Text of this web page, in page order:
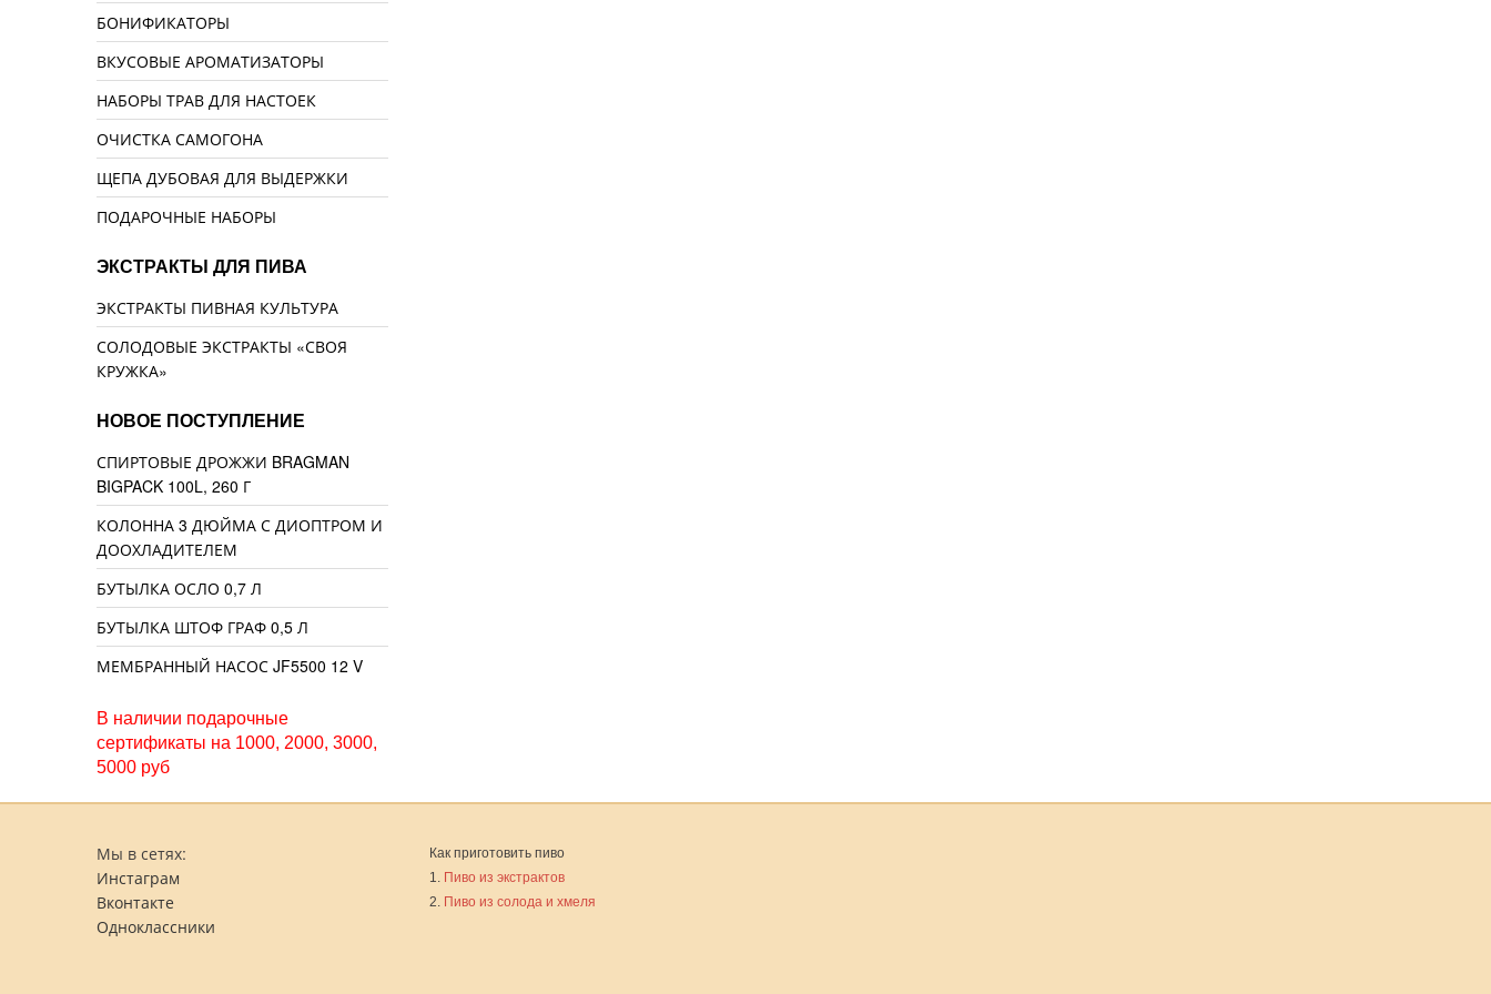
БОНИФИКАТОРЫ
ВКУСОВЫЕ АРОМАТИЗАТОРЫ
НАБОРЫ ТРАВ ДЛЯ НАСТОЕК
ОЧИСТКА САМОГОНА
ЩЕПА ДУБОВАЯ ДЛЯ ВЫДЕРЖКИ
ПОДАРОЧНЫЕ НАБОРЫ
ЭКСТРАКТЫ ДЛЯ ПИВА
ЭКСТРАКТЫ ПИВНАЯ КУЛЬТУРА
СОЛОДОВЫЕ ЭКСТРАКТЫ «СВОЯ
КРУЖКА»
НОВОЕ ПОСТУПЛЕНИЕ
СПИРТОВЫЕ ДРОЖЖИ BRAGMAN
BIGPACK 100L, 260 Г
КОЛОННА 3 ДЮЙМА С ДИОПТРОМ И
ДООХЛАДИТЕЛЕМ
БУТЫЛКА ОСЛО 0,7 Л
БУТЫЛКА ШТОФ ГРАФ 0,5 Л
МЕМБРАННЫЙ НАСОС JF5500 12 V
В наличии подарочные
сертификаты на 1000, 2000, 3000,
5000 руб
Мы в сетях:
Инстаграм
Вконтакте
Одноклассники
Как приготовить пиво
1. Пиво из экстрактов
2. Пиво из солода и хмеля